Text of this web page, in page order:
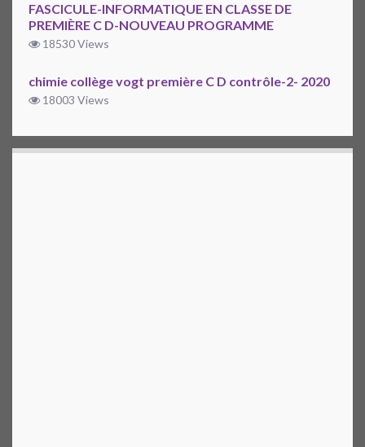
FASCICULE-INFORMATIQUE EN CLASSE DE
PREMIÈRE C D-NOUVEAU PROGRAMME
18530 Views
chimie collège vogt première C D contrôle-2- 2020
18003 Views